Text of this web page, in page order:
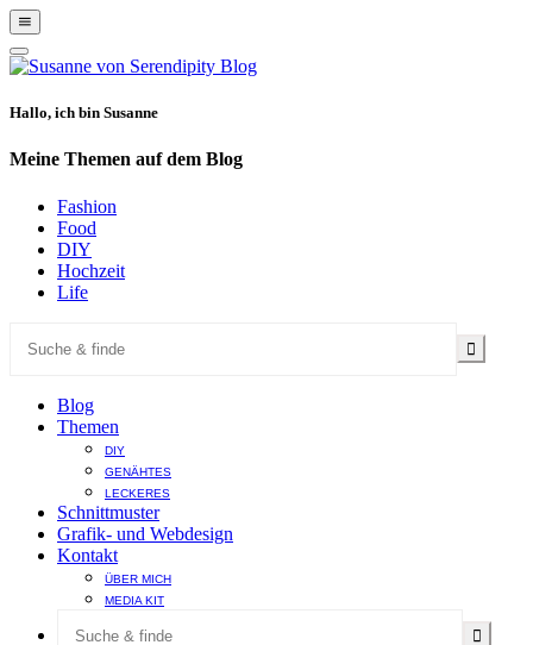
Show
Offscreen
Content
Hide
Offscreen
Hallo, ich bin Susanne
Meine Themen auf dem Blog
Fashion
Food
DIY
Hochzeit
Life
Blog
Themen
DIY
GENÄHTES
LECKERES
Schnittmuster
Grafik- und Webdesign
Kontakt
ÜBER MICH
MEDIA KIT